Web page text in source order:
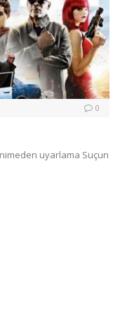
0
uyarlama Suçun